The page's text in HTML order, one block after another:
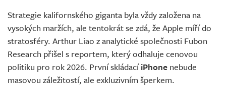
Strategie kalifornského giganta byla vždy založena na
vysokých maržích, ale tentokrát se zdá, že Apple míří do
stratosféry. Arthur Liao z analytické společnosti Fubon
Research přišel s reportem, který odhaluje cenovou
politiku pro rok 2026. První skládacíiPhone nebude
masovou záležitostí, ale exkluzivním šperkem.